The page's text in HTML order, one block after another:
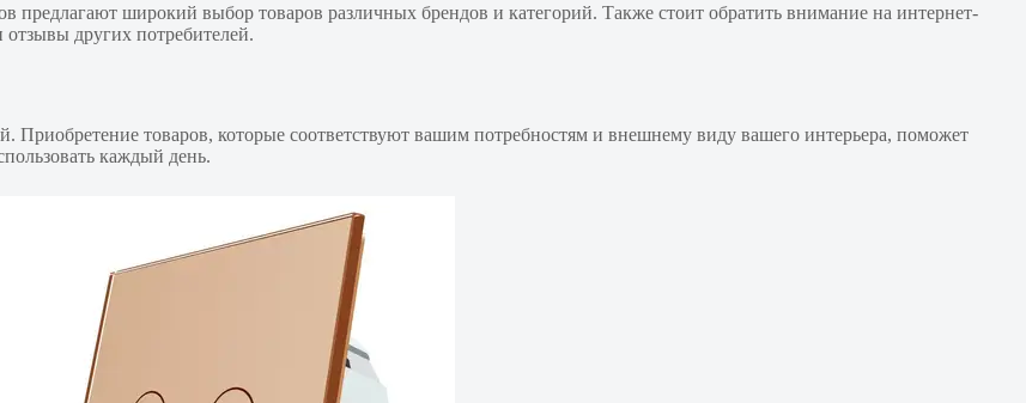
предлагают широкий выбор товаров различных брендов и категорий. Также стоит обратить внимание на интернет-
других потребителей.
товаров, которые соответствуют вашим потребностям и внешнему виду вашего интерьера, поможет
каждый день.